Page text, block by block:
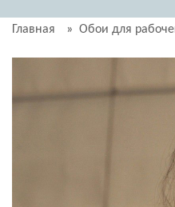
Главная » Обои для